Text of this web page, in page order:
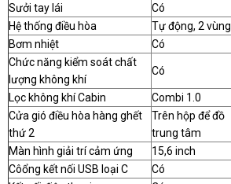
Sưởi tay lái
Có
Hệ thống điều hòa
Tự động, 2 vùng
Bơm nhiệt
Có
Chức năng kiểm soát chất
lượng không khí
Có
Lọc không khí Cabin Combi 1.0
Cửa gió điều hòa hàng ghết
thứ 2
Trên hộp để đồ
trung tâm
Màn hình giải trí cảm ứng
15,6 inch
Côổng kết nối USB loại C
Có